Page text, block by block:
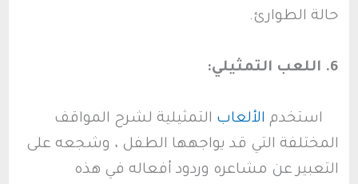
حالة الطوارئ.
6. اللعب التمثيلي:
استخدم الألعاب التمثيلية لشرح المواقف
المختلفة التي قد يواجهها الطفل ، وشجعه على
التعبير عن مشاعره وردود أفعاله في هذه